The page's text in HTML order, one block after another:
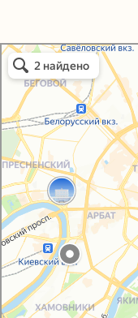
Упаковали Онлайн в Москве
Москва
Согласие на
© 2021-2025, ООО
Сайт